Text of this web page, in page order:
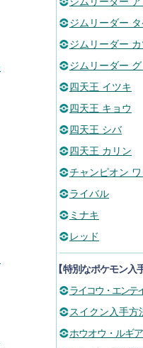
ジムリーダー
ジムリーダー カ
ジムリーダー
四天王 イツキ
四天王 キョウ
四天王 シバ
四天王 カリン
チャンピオン
ライバル
ミナキ
レッド
【特別なポケモン入
ライコウ・エンテ
スイクン入手方
ホウオウ・ルギ